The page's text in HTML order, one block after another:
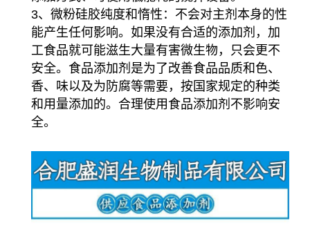
3、微粉硅胶纯度和惰性：不会对主剂本身的性
能产生任何影响。如果没有合适的添加剂，加
工食品就可能滋生大量有害微生物，只会更不
安全。食品添加剂是为了改善食品品质和色、
香、味以及为防腐等需要，按国家规定的种类
和用量添加的。合理使用食品添加剂不影响安
全。